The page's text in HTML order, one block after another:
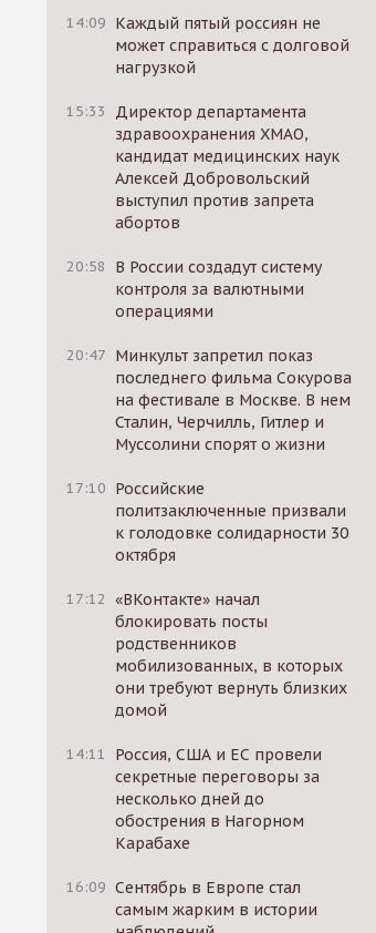
14:09 Каждый пятый россиян не
может справиться с долговой
нагрузкой
15:33
Директор департамента
здравоохранения ХМАО,
кандидат медицинских наук
Алексей Добровольский
выступил против запрета
абортов
20:58
В России создадут систему
контроля за валютными
операциями
20:47 Минкульт запретил показ
последнего фильма Сокурова
на фестивале в Москве. В нем
Сталин, Черчилль, Гитлер и
Муссолини спорят о жизни
17:10 Российские
политзаключенные призвали
к голодовке солидарности 30
октября
17:12 «ВКонтакте» начал
блокировать посты
родственников
мобилизованных, в которых
они требуют вернуть близких
домой
14:11
Россия, США и ЕС провели
секретные переговоры за
несколько дней до
обострения в Нагорном
Карабахе
16:09 Сентябрь в Европе стал
самым жарким в истории